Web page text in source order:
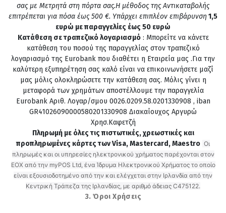
σας με Μετρητά στη πόρτα σας.Η μέθοδος της Αντικαταβολής
επιτρέπεται για πόσα έως 500 €. Υπάρχει επιπλέον επιβάρυνση1,5
ευρώ με παραγγελίες έως 50 ευρώ
Κατάθεση σε τραπεζικό λογαριασμό: Μπορείτε να κάνετε
κατάθεση του ποσού της παραγγελίας στον τραπεζικό
λογαριασμό της Eurobank που διαθέτει η Εταιρεία μας .Για την
καλύτερη εξυπηρέτηση σας καλό είναι να επικοινωνήσετε μαζί
μας μόλις ολοκληρώσετε την κατάθεση σας. Μόλις γίνει η
μεταφορά των χρημάτων αποστέλλουμε την παραγγελία
Εurobank Αριθ. Λογαρ/σμου 0026.0209.58.0201330908 , iban
GR41026090000580201330908 Διακαίουχος Αργυρώ
Χρησ.Καφετζή
Πληρωμή με όλες τις πιστωτικές, χρεωστικές και
προπληρωμένες κάρτες των Visa, Mastercard, Maestro Οι
πληρωμές και οι υπηρεσίες ηλεκτρονικού χρήματος παρέχονται στον
ΕΟΧ από την myPOS Ltd, ένα Ίδρυμα Ηλεκτρονικού Χρήματος το οποίο
είναι εξουσιοδοτημένο από την και ελέγχεται στην Ιρλανδία από την
Κεντρική Τράπεζα της Ιρλανδίας, με αριθμό άδειας C475122.
3. Όροι Χρήσεις